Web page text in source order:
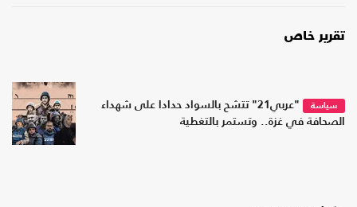
تقرير خاص
سياسة
"عربي21" تتشح بالسواد حدادا على شهداء
الصحافة في غزة.. وتستمر بالتغطية